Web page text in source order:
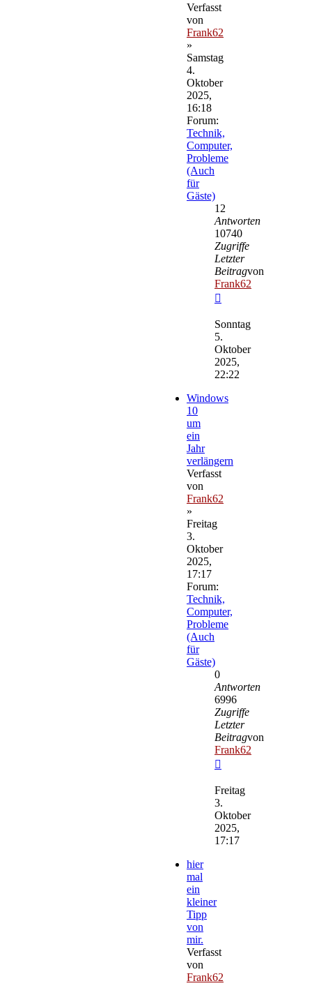
Verfasst
von
Frank62
»
Samstag
4.
Oktober
2025,
16:18
Forum:
Technik,
Computer,
Probleme
(Auch
für
Gäste)
12
Antworten
10740
Zugriffe
Letzter
Beitragvon
Frank62
Beitrag
Sonntag
5.
Oktober
2025,
22:22
Windows
10
um
ein
Jahr
verlängern
Verfasst
von
Frank62
»
Freitag
3.
Oktober
2025,
17:17
Forum:
Technik,
Computer,
Probleme
(Auch
für
Gäste)
0
Antworten
6996
Zugriffe
Letzter
Beitragvon
Frank62
Beitrag
Freitag
3.
Oktober
2025,
17:17
hier
mal
ein
kleiner
Tipp
von
mir.
Verfasst
von
Frank62